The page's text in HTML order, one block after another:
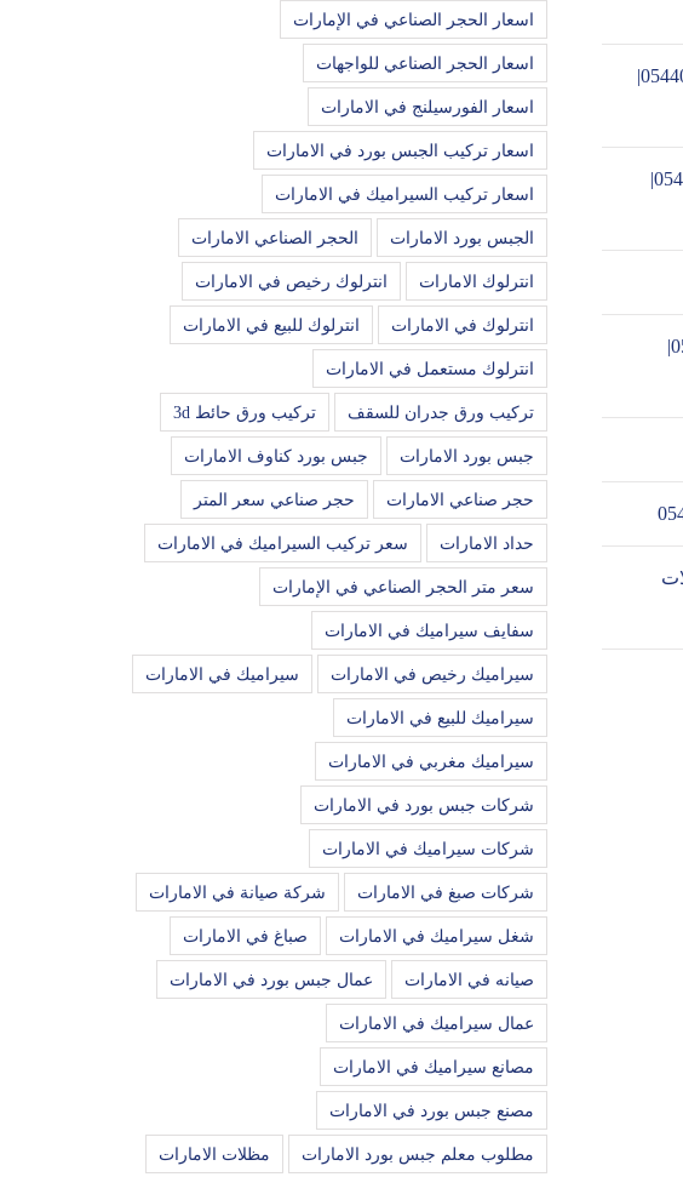
تركيب حجر صناعي في ام القيوين |0544026642|
تركيب حجر صناعي في الشارقة |0544026642|
تركيب جبس بورد في الشارقة |0544026642|
مظلات
اسعار الحجر الصناعي في الإمارات
اسعار الحجر الصناعي للواجهات
اسعار الفورسيلنج في الامارات
اسعار تركيب الجبس بورد في الامارات
اسعار تركيب السيراميك في الامارات
الجبس بورد الامارات الحجر الصناعي الامارات
انترلوك الامارات انترلوك رخيص في الامارات
انترلوك في الامارات انترلوك للبيع في الامارات
انترلوك مستعمل في الامارات
تركيب ورق جدران للسقف تركيب ورق حائط 3d
جبس بورد الامارات جبس بورد كناوف الامارات
حجر صناعي الامارات حجر صناعي سعر المتر
حداد الامارات سعر تركيب السيراميك في الامارات
سعر متر الحجر الصناعي في الإمارات
سفايف سيراميك في الامارات
سيراميك رخيص في الامارات سيراميك في الامارات
سيراميك للبيع في الامارات
سيراميك مغربي في الامارات
شركات جبس بورد في الامارات
شركات سيراميك في الامارات
شركات صبغ في الامارات شركة صيانة في الامارات
شغل سيراميك في الامارات صباغ في الامارات
صيانه في الامارات عمال جبس بورد في الامارات
عمال سيراميك في الامارات
مصانع سيراميك في الامارات
مصنع جبس بورد في الامارات
مطلوب معلم جبس بورد الامارات مظلات الامارات